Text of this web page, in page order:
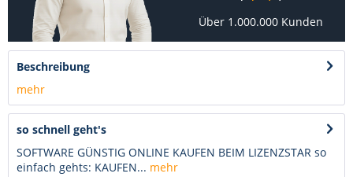
Über 1.000.000 Kunden
Beschreibung
mehr
so schnell geht's
SOFTWARE GÜNSTIG ONLINE KAUFEN BEIM LIZENZSTAR so
einfach gehts: KAUFEN... mehr